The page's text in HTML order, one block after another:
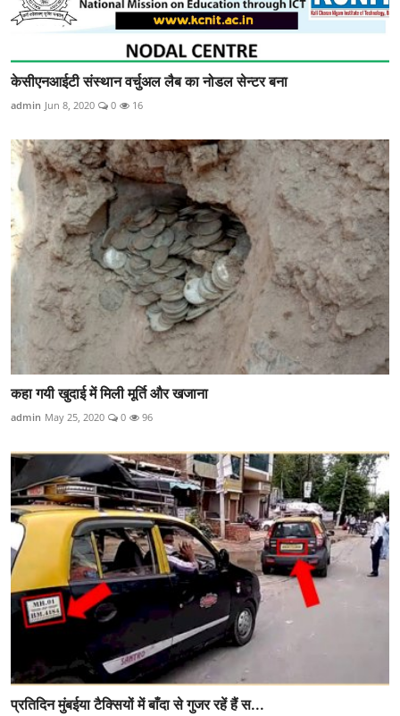
केसीएनआईटी संस्थान वर्चुअल लैब का नोडल सेन्टर बना
admin Jun 8, 2020 0 16
कहा गयी खुदाई में मिली मूर्ति और खजाना
admin May 25, 2020 0 96
प्रतिदिन मुंबईया टैक्सियों में बाँदा से गुजर रहें हैं स...